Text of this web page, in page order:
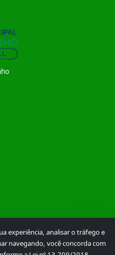
experiência, analisar o tráfego e
navegando, você concorda com